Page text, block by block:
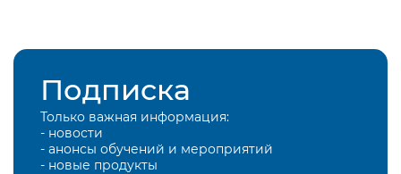
Подписка
Только важная информация:
- новости
- анонсы обучений и мероприятий
- новые продукты